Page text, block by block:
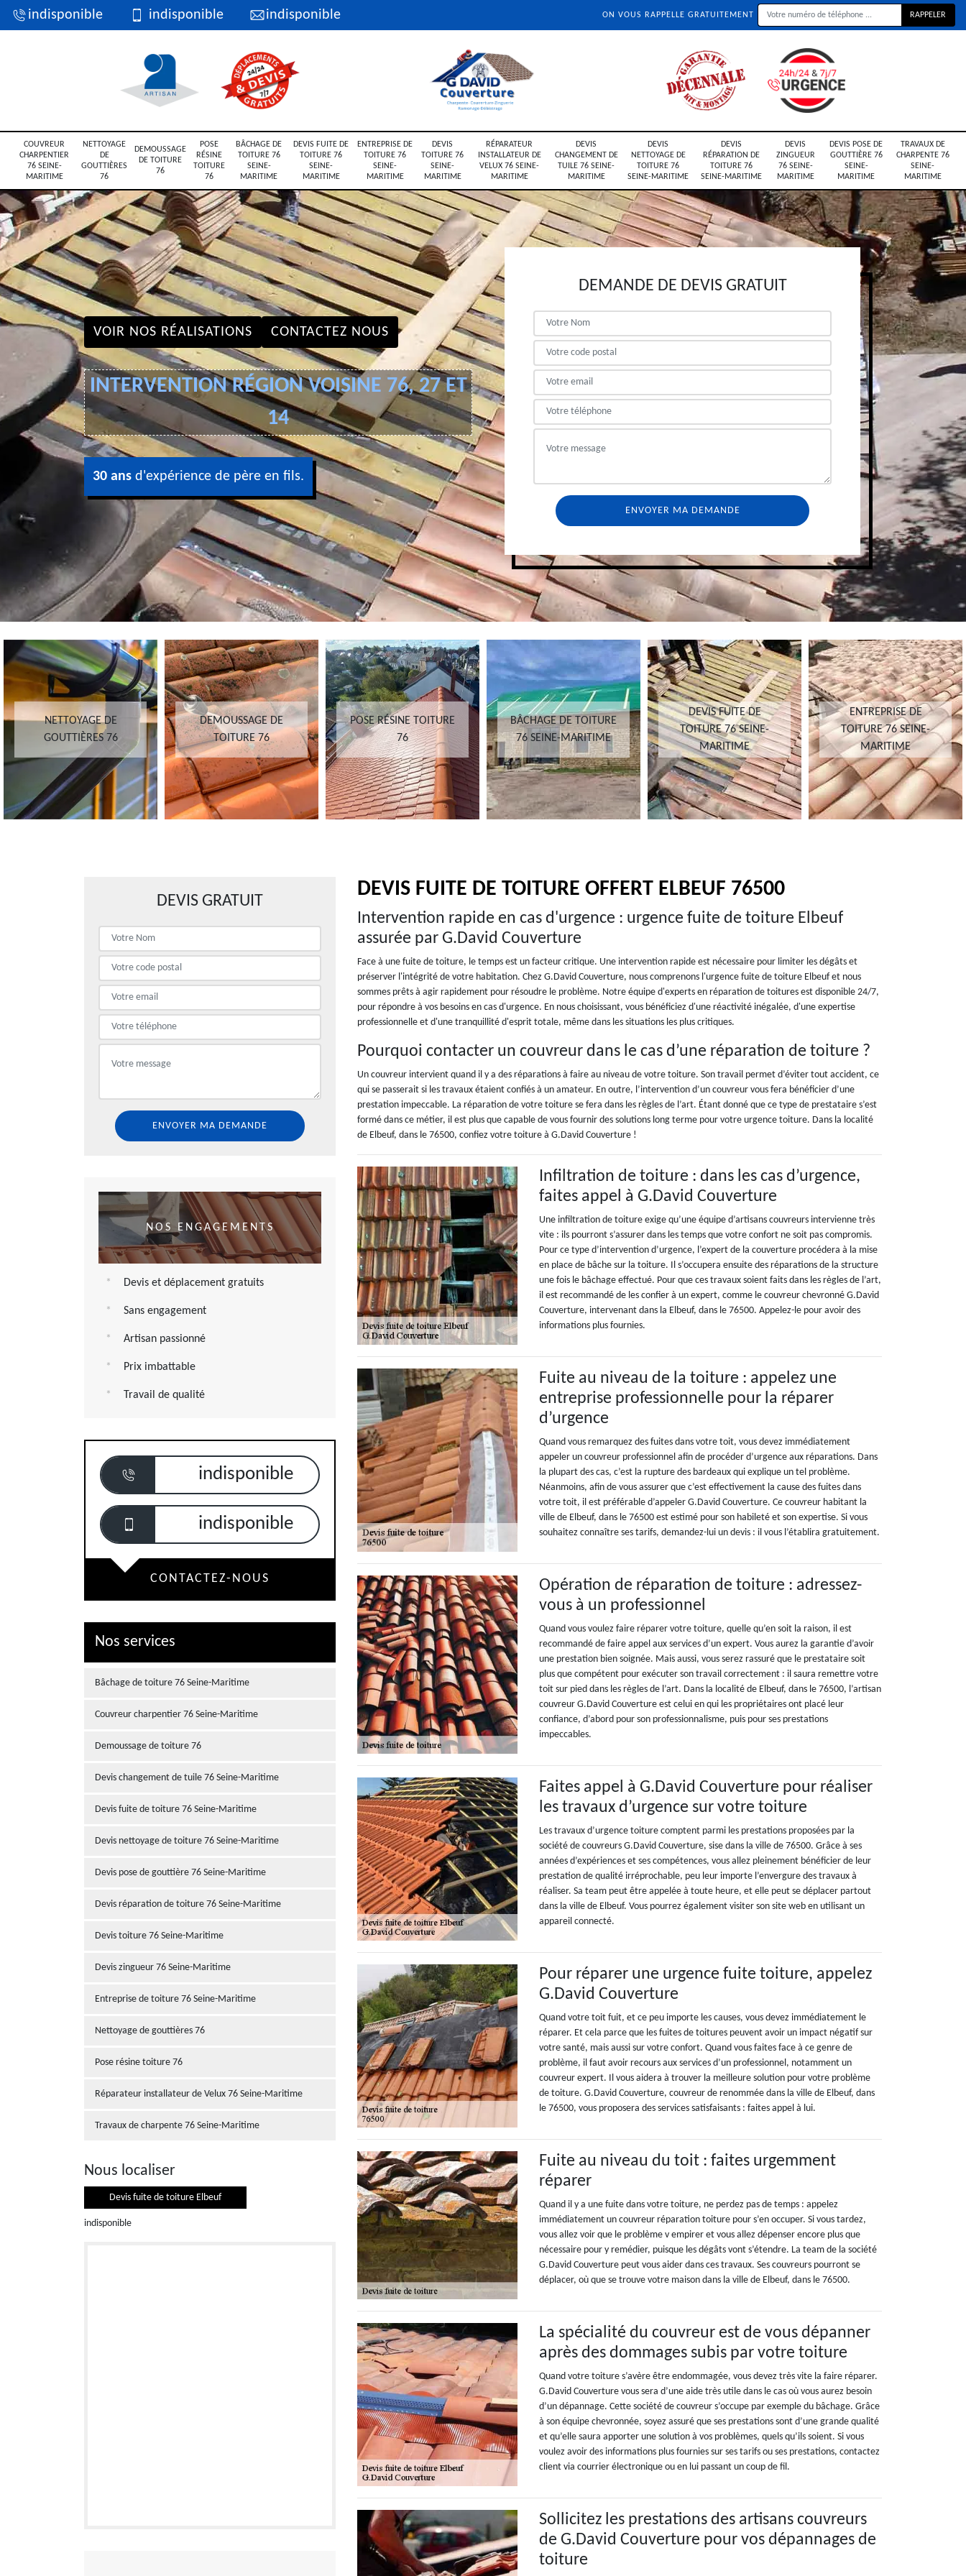
indisponible indisponible indisponible ON VOUS RAPPELLE GRATUITEMENT
COUVREUR
CHARPENTIER
76 SEINE-
MARITIME
NETTOYAGE
DE
GOUTTIÈRES
76
DEMOUSSAGE
DE TOITURE
76
POSE
RÉSINE
TOITURE
76
BÂCHAGE DE
TOITURE 76
SEINE-
MARITIME
DEVIS FUITE DE
TOITURE 76
SEINE-
MARITIME
ENTREPRISE DE
TOITURE 76
SEINE-
MARITIME
DEVIS
TOITURE 76
SEINE-
MARITIME
RÉPARATEUR
INSTALLATEUR DE
VELUX 76 SEINE-
MARITIME
DEVIS
CHANGEMENT DE
TUILE 76 SEINE-
MARITIME
DEVIS
NETTOYAGE DE
TOITURE 76
SEINE-MARITIME
DEVIS
RÉPARATION DE
TOITURE 76
SEINE-MARITIME
DEVIS
ZINGUEUR
76 SEINE-
MARITIME
DEVIS POSE DE
GOUTTIÈRE 76
SEINE-
MARITIME
TRAVAUX DE
CHARPENTE 76
SEINE-
MARITIME
VOIR NOS RÉALISATIONS CONTACTEZ NOUS
INTERVENTION RÉGION VOISINE 76, 27 ET
14
30 ans d'expérience de père en fils.
DEMANDE DE DEVIS GRATUIT
NETTOYAGE DE
GOUTTIÈRES 76
DEMOUSSAGE DE
TOITURE 76
POSE RÉSINE TOITURE
76
BÂCHAGE DE TOITURE
76 SEINE-MARITIME
DEVIS FUITE DE
TOITURE 76 SEINE-
MARITIME
ENTREPRISE DE
TOITURE 76 SEINE-
MARITIME
DEVIS GRATUIT
NOS ENGAGEMENTS
Devis et déplacement gratuits
Sans engagement
Artisan passionné
Prix imbattable
Travail de qualité
indisponible
indisponible
CONTACTEZ-NOUS
Nos services
Bâchage de toiture 76 Seine-Maritime
Couvreur charpentier 76 Seine-Maritime
Demoussage de toiture 76
Devis changement de tuile 76 Seine-Maritime
Devis fuite de toiture 76 Seine-Maritime
Devis nettoyage de toiture 76 Seine-Maritime
Devis pose de gouttière 76 Seine-Maritime
Devis réparation de toiture 76 Seine-Maritime
Devis toiture 76 Seine-Maritime
Devis zingueur 76 Seine-Maritime
Entreprise de toiture 76 Seine-Maritime
Nettoyage de gouttières 76
Pose résine toiture 76
Réparateur installateur de Velux 76 Seine-Maritime
Travaux de charpente 76 Seine-Maritime
Nous localiser
Devis fuite de toiture Elbeuf
indisponible
DEVIS FUITE DE TOITURE OFFERT ELBEUF 76500
Intervention rapide en cas d'urgence : urgence fuite de toiture Elbeuf
assurée par G.David Couverture
Face à une fuite de toiture, le temps est un facteur critique. Une intervention rapide est nécessaire pour limiter les dégâts et
préserver l'intégrité de votre habitation. Chez G.David Couverture, nous comprenons l'urgence fuite de toiture Elbeuf et nous
sommes prêts à agir rapidement pour résoudre le problème. Notre équipe d'experts en réparation de toitures est disponible 24/7,
pour répondre à vos besoins en cas d'urgence. En nous choisissant, vous bénéficiez d'une réactivité inégalée, d'une expertise
professionnelle et d'une tranquillité d'esprit totale, même dans les situations les plus critiques.
Pourquoi contacter un couvreur dans le cas d’une réparation de toiture ?
Un couvreur intervient quand il y a des réparations à faire au niveau de votre toiture. Son travail permet d’éviter tout accident, ce
qui se passerait si les travaux étaient confiés à un amateur. En outre, l’intervention d’un couvreur vous fera bénéficier d’une
prestation impeccable. La réparation de votre toiture se fera dans les règles de l’art. Étant donné que ce type de prestataire s’est
formé dans ce métier, il est plus que capable de vous fournir des solutions long terme pour votre urgence toiture. Dans la localité
de Elbeuf, dans le 76500, confiez votre toiture à G.David Couverture !
Infiltration de toiture : dans les cas d’urgence,
faites appel à G.David Couverture
Une infiltration de toiture exige qu’une équipe d’artisans couvreurs intervienne très
vite : ils pourront s’assurer dans les temps que votre confort ne soit pas compromis.
Pour ce type d’intervention d’urgence, l’expert de la couverture procédera à la mise
en place de bâche sur la toiture. Il s’occupera ensuite des réparations de la structure
une fois le bâchage effectué. Pour que ces travaux soient faits dans les règles de l’art,
il est recommandé de les confier à un expert, comme le couvreur chevronné G.David
Couverture, intervenant dans la Elbeuf, dans le 76500. Appelez-le pour avoir des
informations plus fournies.
Fuite au niveau de la toiture : appelez une
entreprise professionnelle pour la réparer
d’urgence
Quand vous remarquez des fuites dans votre toit, vous devez immédiatement
appeler un couvreur professionnel afin de procéder d’urgence aux réparations. Dans
la plupart des cas, c’est la rupture des bardeaux qui explique un tel problème.
Néanmoins, afin de vous assurer que c’est effectivement la cause des fuites dans
votre toit, il est préférable d’appeler G.David Couverture. Ce couvreur habitant la
ville de Elbeuf, dans le 76500 est estimé pour son habileté et son expertise. Si vous
souhaitez connaître ses tarifs, demandez-lui un devis : il vous l’établira gratuitement.
Opération de réparation de toiture : adressez-
vous à un professionnel
Quand vous voulez faire réparer votre toiture, quelle qu’en soit la raison, il est
recommandé de faire appel aux services d’un expert. Vous aurez la garantie d’avoir
une prestation bien soignée. Mais aussi, vous serez rassuré que le prestataire soit
plus que compétent pour exécuter son travail correctement : il saura remettre votre
toit sur pied dans les règles de l’art. Dans la localité de Elbeuf, dans le 76500, l’artisan
couvreur G.David Couverture est celui en qui les propriétaires ont placé leur
confiance, d’abord pour son professionnalisme, puis pour ses prestations
impeccables.
Faites appel à G.David Couverture pour réaliser
les travaux d’urgence sur votre toiture
Les travaux d’urgence toiture comptent parmi les prestations proposées par la
société de couvreurs G.David Couverture, sise dans la ville de 76500. Grâce à ses
années d’expériences et ses compétences, vous allez pleinement bénéficier de leur
prestation de qualité irréprochable, peu leur importe l’envergure des travaux à
réaliser. Sa team peut être appelée à toute heure, et elle peut se déplacer partout
dans la ville de Elbeuf. Vous pourrez également visiter son site web en utilisant un
appareil connecté.
Pour réparer une urgence fuite toiture, appelez
G.David Couverture
Quand votre toit fuit, et ce peu importe les causes, vous devez immédiatement le
réparer. Et cela parce que les fuites de toitures peuvent avoir un impact négatif sur
votre santé, mais aussi sur votre confort. Quand vous faites face à ce genre de
problème, il faut avoir recours aux services d’un professionnel, notamment un
couvreur expert. Il vous aidera à trouver la meilleure solution pour votre problème
de toiture. G.David Couverture, couvreur de renommée dans la ville de Elbeuf, dans
le 76500, vous proposera des services satisfaisants : faites appel à lui.
Fuite au niveau du toit : faites urgemment
réparer
Quand il y a une fuite dans votre toiture, ne perdez pas de temps : appelez
immédiatement un couvreur réparation toiture pour s’en occuper. Si vous tardez,
vous allez voir que le problème v empirer et vous allez dépenser encore plus que
nécessaire pour y remédier, puisque les dégâts vont s’étendre. La team de la société
G.David Couverture peut vous aider dans ces travaux. Ses couvreurs pourront se
déplacer, où que se trouve votre maison dans la ville de Elbeuf, dans le 76500.
La spécialité du couvreur est de vous dépanner
après des dommages subis par votre toiture
Quand votre toiture s’avère être endommagée, vous devez très vite la faire réparer.
G.David Couverture vous sera d’une aide très utile dans le cas où vous aurez besoin
d’un dépannage. Cette société de couvreur s’occupe par exemple du bâchage. Grâce
à son équipe chevronnée, soyez assuré que ses prestations sont d’une grande qualité
et qu’elle saura apporter une solution à vos problèmes, quels qu’ils soient. Si vous
voulez avoir des informations plus fournies sur ses tarifs ou ses prestations, contactez
client via courrier électronique ou en lui passant un coup de fil.
Sollicitez les prestations des artisans couvreurs
de G.David Couverture pour vos dépannages de
toiture